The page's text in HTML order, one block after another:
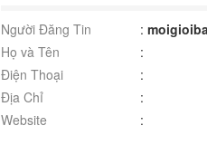
Người Đăng Tin :
Họ và Tên
:
Điện Thoại
:
Địa Chỉ
:
Website
: